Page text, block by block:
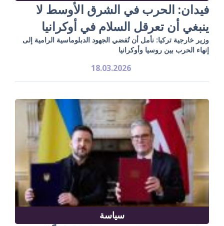
فيدان: الحرب في الشرق الأوسط لا
ينبغي أن تعرقل السلام في أوكرانيا
وزير خارجية تركيا: نأمل أن تُفضي الجهود الدبلوماسية الرامية إلى
إنهاء الحرب بين روسيا وأوكرانيا
18.03.2026
سياسة